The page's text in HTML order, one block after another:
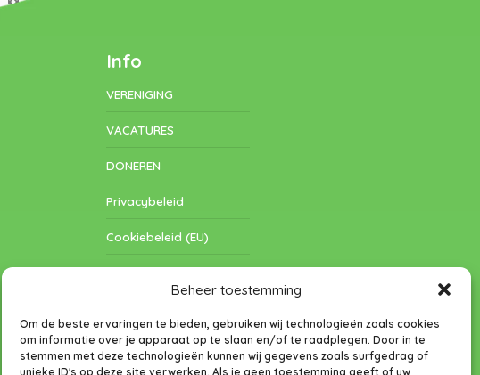
Beheer toestemming
Om de beste ervaringen te bieden, gebruiken wij technologieën zoals cookies
om informatie over je apparaat op te slaan en/of te raadplegen. Door in te
stemmen met deze technologieën kunnen wij gegevens zoals surfgedrag of
unieke ID's op deze site verwerken. Als je geen toestemming geeft of uw
Info
VERENIGING
VACATURES
DONEREN
Privacybeleid
Cookiebeleid (EU)
Algemene Voorwaarden